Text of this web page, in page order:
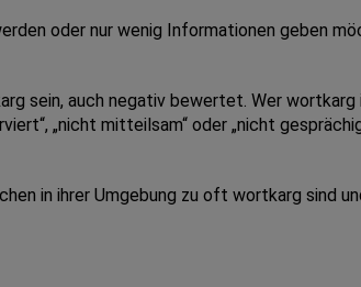
oder nur wenig Informationen geben
sein, auch negativ bewertet. Wer
„nicht mitteilsam“ oder „nicht
in ihrer Umgebung zu oft wortkarg sind